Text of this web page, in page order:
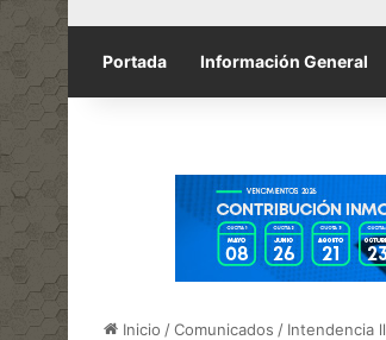
Portada Información General
Inicio /Comunicados / Intendencia